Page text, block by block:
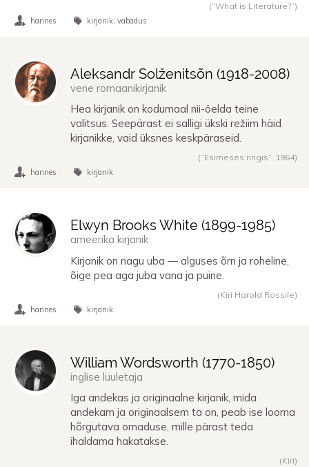
(“What is Literature?”)
hannes kirjanik vabadus
Aleksandr Solženitsõn (1918-2008)
vene romaanikirjanik
Hea kirjanik on kodumaal nii-öelda teine
valitsus. Seepärast ei salligi ükski režiim häid
kirjanikke, vaid üksnes keskpäraseid.
(“Esimeses ringis”, 1964)
hannes kirjanik
Elwyn Brooks White (1899-1985)
ameerika kirjanik
Kirjanik on nagu uba — alguses õrn ja roheline,
õige pea aga juba vana ja puine.
(Kiri Harold Rossile)
hannes kirjanik
William Wordsworth (1770-1850)
inglise luuletaja
Iga andekas ja originaalne kirjanik, mida
andekam ja originaalsem ta on, peab ise looma
hõrgutava omaduse, mille pärast teda
ihaldama hakatakse.
(Kiri)